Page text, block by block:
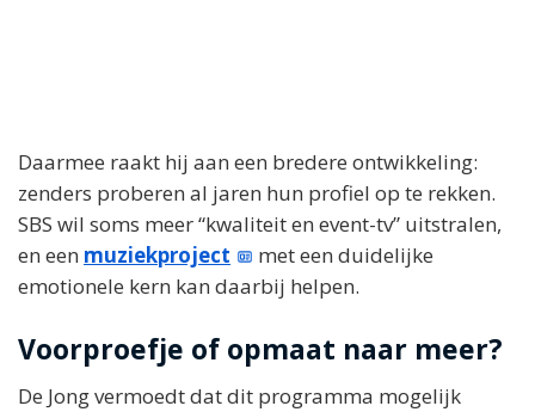
Daarmee raakt hij aan een bredere ontwikkeling:
zenders proberen al jaren hun profiel op te rekken.
SBS wil soms meer “kwaliteit en event-tv” uitstralen,
en een muziekproject
met een duidelijke
emotionele kern kan daarbij helpen.
Voorproefje of opmaat naar meer?
De Jong vermoedt dat dit programma mogelijk